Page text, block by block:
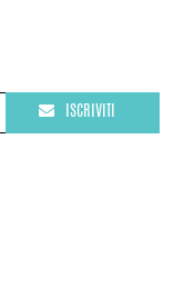
ISCRIVITI